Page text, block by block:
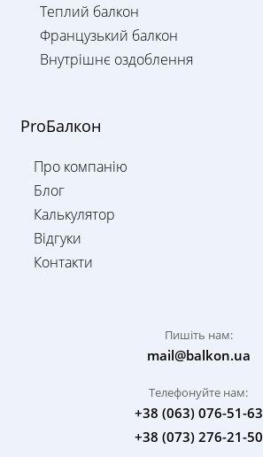
Теплий балкон
Французький балкон
Внутрішнє оздоблення
ProБалкон
Про компанію
Блог
Калькулятор
Відгуки
Контакти
Пишіть нам:
mail@balkon.ua
Телефонуйте нам:
+38 (063) 076-51-63
+38 (073) 276-21-50